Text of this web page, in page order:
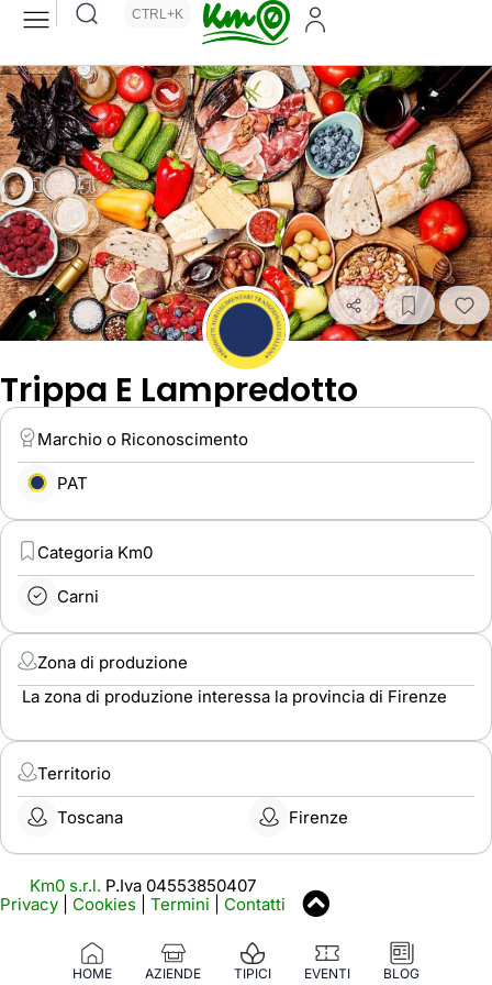
CTRL+K
HOME AZIENDE TIPICI EVENTI BLOG
Trippa E Lampredotto
Marchio o Riconoscimento
PAT
Categoria Km0
Carni
Zona di produzione
La zona di produzione interessa la provincia di Firenze
Territorio
Toscana Firenze
Km0 s.r.l. P.Iva 04553850407
Privacy
Cookies Termini Contatti